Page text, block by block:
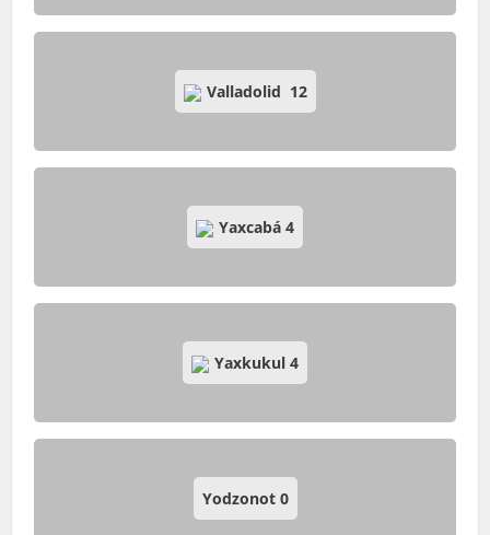
Valladolid 12
Yaxcabá 4
Yaxkukul 4
Yodzonot 0